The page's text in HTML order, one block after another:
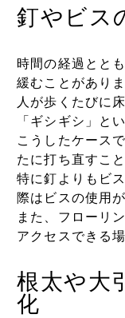
釘やビス
時間の経過とと
緩むことがありま
人が歩くたびに
「ギシギシ」と
こうしたケース
たに打ち直すこ
特に釘よりもビ
際はビスの使用
また、フローリ
アクセスできる
根太や大
化